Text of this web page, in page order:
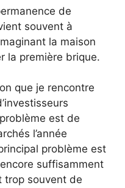
de
souvent à
la maison
la première brique.
que je rencontre
est de
l’année
problème est
suffisamment
trop souvent de